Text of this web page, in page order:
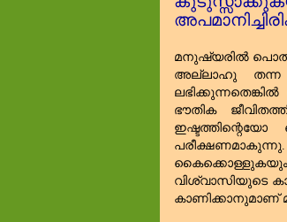
മനുഷ്യരിൽ
അല്ലാഹു തന്ന
ഭൗതിക
വിശ്വാസിയുടെ